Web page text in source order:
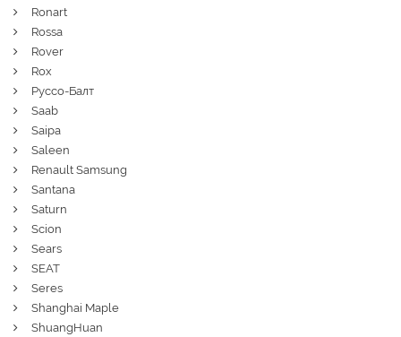
Ronart
Rossa
Rover
Rox
Руссо-Балт
Saab
Saipa
Saleen
Renault Samsung
Santana
Saturn
Scion
Sears
SEAT
Seres
Shanghai Maple
ShuangHuan